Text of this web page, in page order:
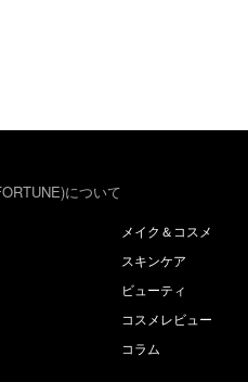
について
メイク＆コスメ
スキンケア
ビューティ
コスメレビュー
コラム